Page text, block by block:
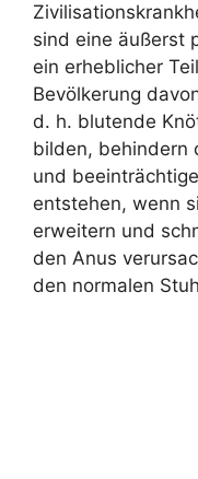
sind eine äußerst
ein erheblicher
Bevölkerung
d. h. blutende
bilden, behindern
und
entstehen, wenn
erweitern und
den Anus
den normalen